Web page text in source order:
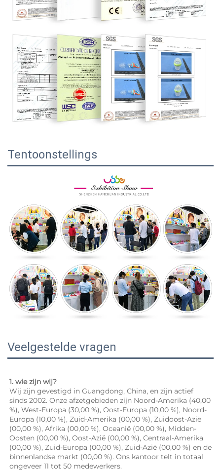
Tentoonstellings
Veelgestelde vragen
1. wie zijn wij?
Wij zijn gevestigd in Guangdong, China, en zijn actief
sinds 2002. Onze afzetgebieden zijn Noord-Amerika (40,00
%), West-Europa (30,00 %), Oost-Europa (10,00 %), Noord-
Europa (10,00 %), Zuid-Amerika (00,00 %), Zuidoost-Azië
(00,00 %), Afrika (00,00 %), Oceanië (00,00 %), Midden-
Oosten (00,00 %), Oost-Azië (00,00 %), Centraal-Amerika
(00,00 %), Zuid-Europa (00,00 %), Zuid-Azië (00,00 %) en de
binnenlandse markt (00,00 %). Ons kantoor telt in totaal
ongeveer 11 tot 50 medewerkers.